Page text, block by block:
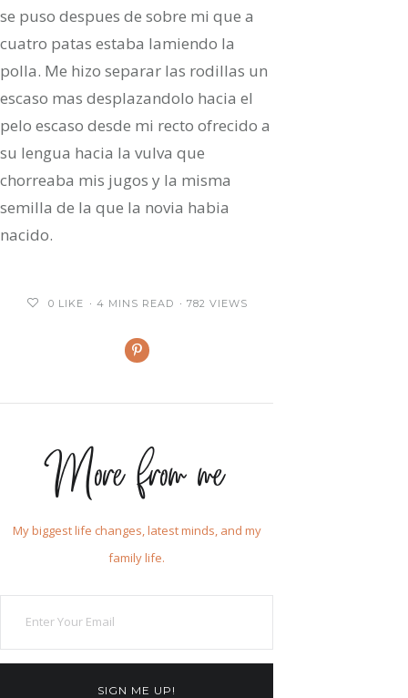
se puso despues de sobre mi que a
cuatro patas estaba lamiendo la
polla. Me hizo separar las rodillas un
escaso mas desplazandolo hacia el
pelo escaso desde mi recto ofrecido a
su lengua hacia la vulva que
chorreaba mis jugos y la misma
semilla de la que la novia habia
nacido.
0 LIKE 4 MINS READ 782 VIEWS
More from me
My biggest life changes, latest minds, and my
family life.
SIGN ME UP!